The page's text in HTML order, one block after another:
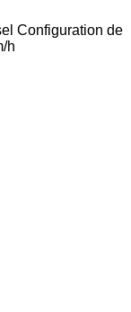
Configuration de
h